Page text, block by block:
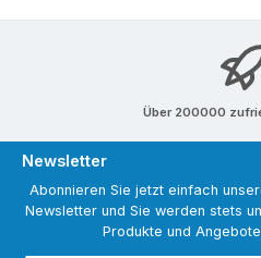
Über 200000
Newsletter
Abonnieren Sie jetzt einfach
Newsletter und Sie werden stets
Produkte und